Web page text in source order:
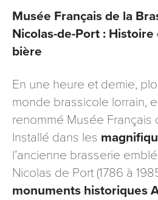
Musée Français de la
Nicolas-de-Port :
bière
En une heure et demie,
monde brassicole lorrain,
renommé Musée Français
Installé dans les
l’ancienne brasserie
Nicolas de Port (1786 à
monuments historiques
signé accompagné de la copie
l’adresse suivante : Meurthe &
esplanade Jacques-Baudot CO
cedex